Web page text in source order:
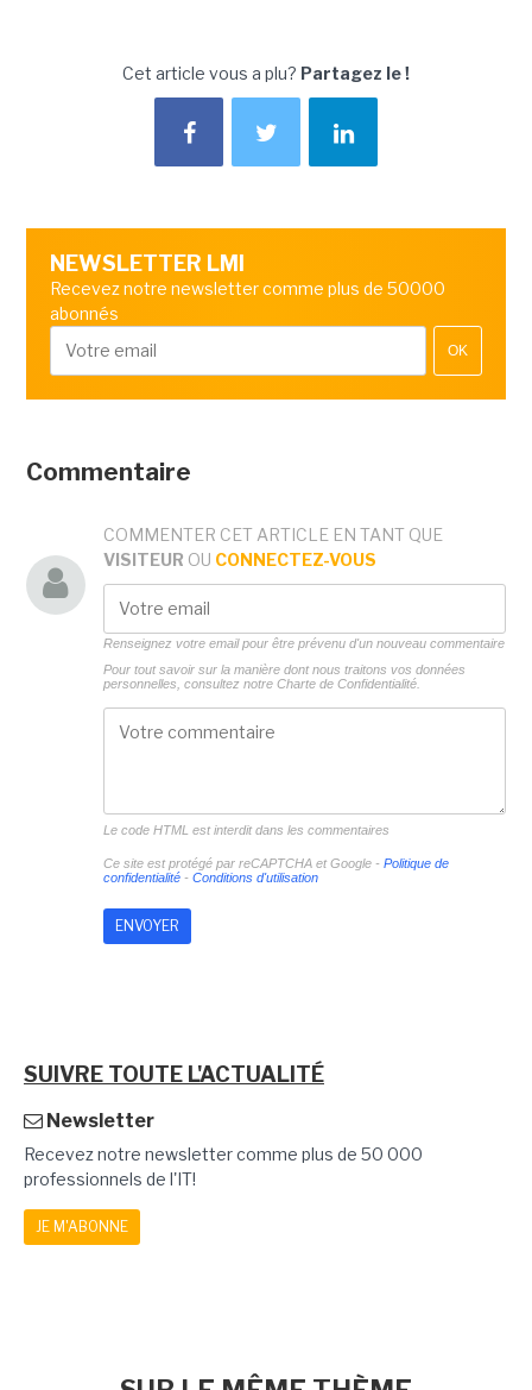
Cet article vous a plu? Partagez le !
NEWSLETTER LMI
Recevez notre newsletter comme plus de 50000
abonnés
OK
Commentaire
COMMENTER CET ARTICLE EN TANT QUE
VISITEUR OU CONNECTEZ-VOUS
Renseignez votre email pour être prévenu d'un nouveau commentaire
Pour tout savoir sur la manière dont nous traitons vos données
personnelles, consultez notre Charte de Confidentialité.
Le code HTML est interdit dans les commentaires
Ce site est protégé par reCAPTCHA et Google - Politique de
confidentialité- Conditions d'utilisation
SUIVRE TOUTE L'ACTUALITÉ
Newsletter
Recevez notre newsletter comme plus de 50 000
professionnels de l'IT!
JE M'ABONNE